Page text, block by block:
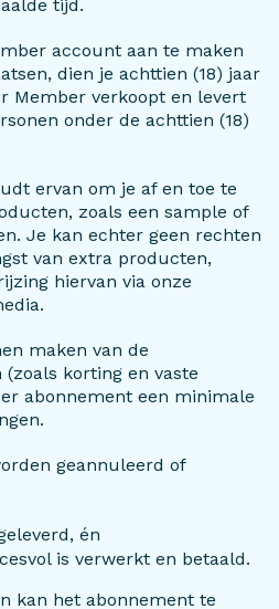
tijd.
account aan te maken
dien je achttien (18) jaar
Member verkoopt en levert
onder de achttien (18)
ervan om je af en toe te
zoals een sample of
Je kan echter geen rechten
van extra producten,
hiervan via onze
maken van de
korting en vaste
abonnement een minimale
geannuleerd of
én
is verwerkt en betaald.
kan het abonnement te